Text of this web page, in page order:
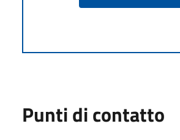
Punti di contatto